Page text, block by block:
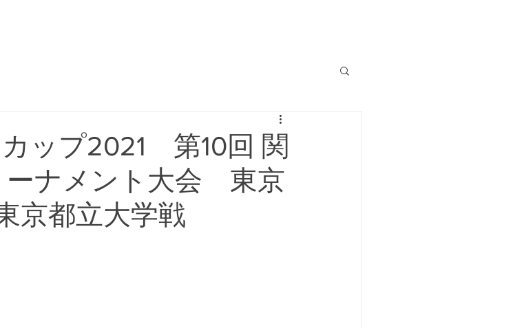
ップ2021 第10回 関
ーナメント大会 東京
都立大学戦